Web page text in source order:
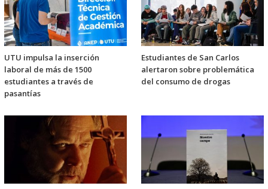
UTU impulsa la inserción
laboral de más de 1500
estudiantes a través de
pasantías
Estudiantes de San Carlos
alertaron sobre problemática
del consumo de drogas